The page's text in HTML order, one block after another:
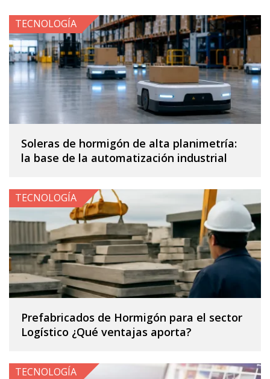
Soleras de hormigón de alta planimetría:
la base de la automatización industrial
TECNOLOGÍA
Prefabricados de Hormigón para el sector
Logístico ¿Qué ventajas aporta?
TECNOLOGÍA
TECNOLOGÍA